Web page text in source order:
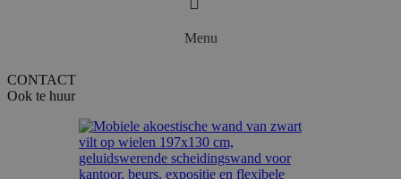
Menu
CONTACT
Ook te huur